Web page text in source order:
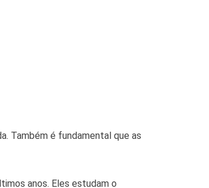
Também é fundamental que as
anos. Eles estudam o